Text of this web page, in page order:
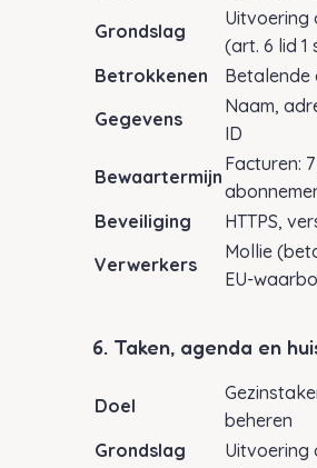
Grondslag
Uitvoering
(art. 6 lid 1
Betrokkenen
Betalende
Gegevens
Naam,
ID
Bewaartermijn
Facturen:
Beveiliging
HTTPS,
Verwerkers
Mollie
EU-
6. Taken, agenda en
Doel
beheren
Grondslag
Uitvoering